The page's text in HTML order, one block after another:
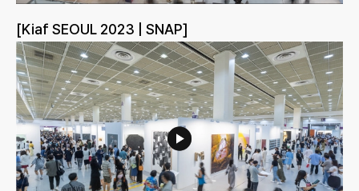
[Kiaf SEOUL 2023 | SNAP]